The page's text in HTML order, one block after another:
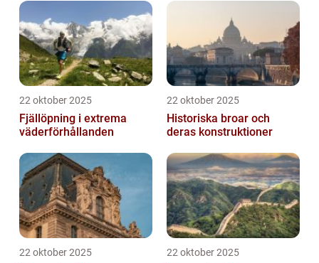
22 oktober 2025
Fjällöpning i extrema
väderförhållanden
22 oktober 2025
Historiska broar och
deras konstruktioner
22 oktober 2025 22 oktober 2025